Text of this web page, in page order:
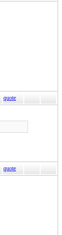
quote
quote